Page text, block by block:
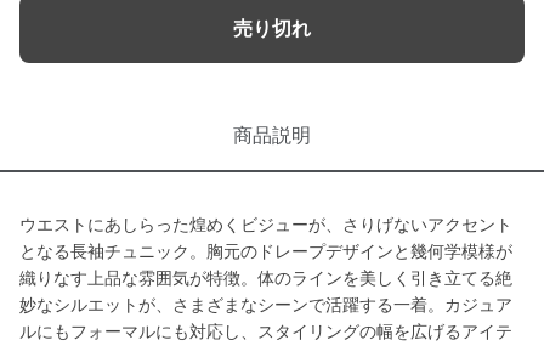
売り切れ
商品説明
ウエストにあしらった煌めくビジューが、さりげないアクセント
となる長袖チュニック。胸元のドレープデザインと幾何学模様が
織りなす上品な雰囲気が特徴。体のラインを美しく引き立てる絶
妙なシルエットが、さまざまなシーンで活躍する一着。カジュア
ルにもフォーマルにも対応し、スタイリングの幅を広げるアイテ